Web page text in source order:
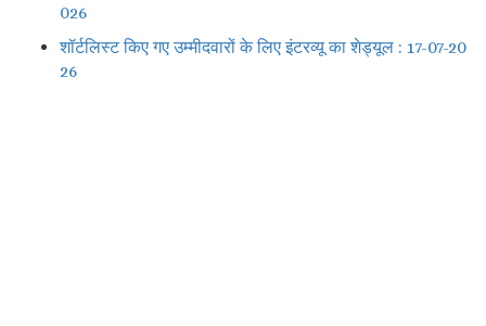
026
शॉर्टलिस्ट किए गए उम्मीदवारों के लिए इंटरव्यू का शेड्यूल : 17-07-20
26